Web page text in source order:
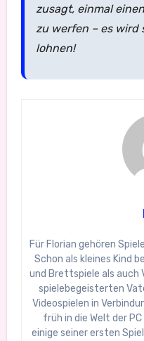
zusagt, einmal
zu werfen – es wird
lohnen!
Für Florian gehören
Schon als kleines Kind
und Brettspiele als auch
spielebegeisterten
Videospielen in
früh in die Welt der
einige seiner ersten